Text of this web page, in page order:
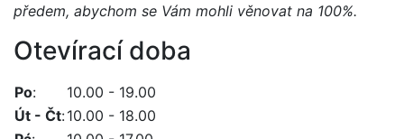
předem, abychom se Vám mohli věnovat na 100%.
Otevírací doba
Po:
10.00 - 19.00
Út - Čt:10.00 - 18.00